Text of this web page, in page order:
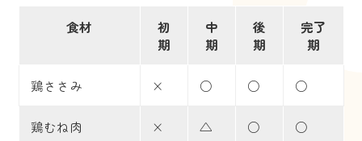
食材
初
期
中
期
後
期
完了
期
鶏ささみ × ○ ○ ○
鶏むね肉 × △ ○ ○